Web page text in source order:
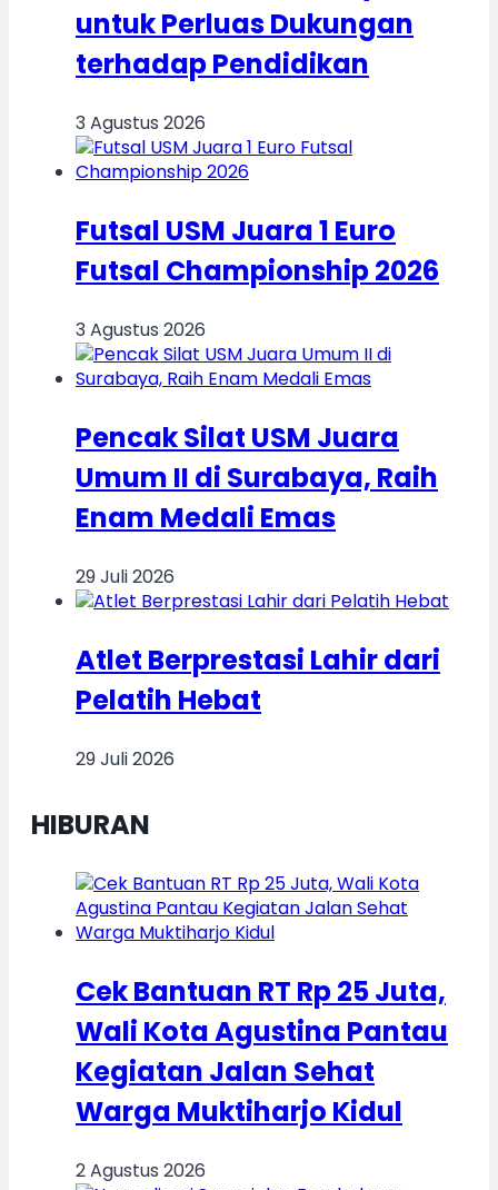
untuk Perluas Dukungan
terhadap Pendidikan
3 Agustus 2026
Futsal USM Juara 1 Euro
Futsal Championship 2026
3 Agustus 2026
Pencak Silat USM Juara
Umum II di Surabaya, Raih
Enam Medali Emas
29 Juli 2026
Atlet Berprestasi Lahir dari
Pelatih Hebat
29 Juli 2026
HIBURAN
Cek Bantuan RT Rp 25 Juta,
Wali Kota Agustina Pantau
Kegiatan Jalan Sehat
Warga Muktiharjo Kidul
2 Agustus 2026